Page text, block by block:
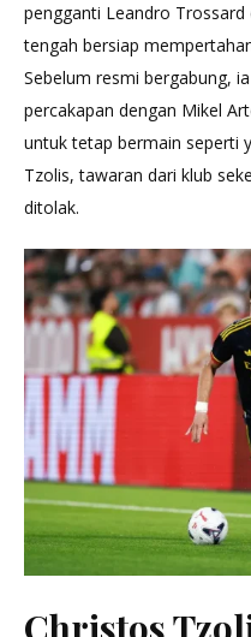
pengganti Leandro Trossard
tengah bersiap
Sebelum resmi bergabung,
percakapan dengan Mikel
untuk tetap bermain seperti
Tzolis, tawaran dari klub
ditolak.